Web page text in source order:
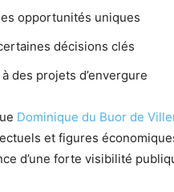
opportunités uniques
décisions clés
des projets d’envergure
Dominique du Buor de
et figures
d’une forte visibilité